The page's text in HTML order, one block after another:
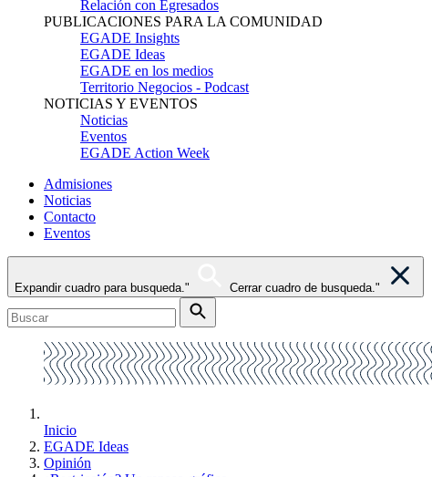
Relación con Egresados
PUBLICACIONES PARA LA COMUNIDAD
EGADE Insights
EGADE Ideas
EGADE en los medios
Territorio Negocios - Podcast
NOTICIAS Y EVENTOS
Noticias
Eventos
EGADE Action Week
Admisiones
Noticias
Contacto
Eventos
Expandir cuadro para busqueda." Cerrar cuadro de busqueda."
Inicio
EGADE Ideas
Opinión